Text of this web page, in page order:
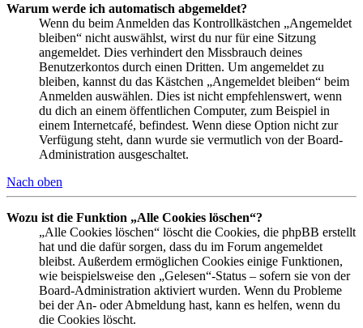
Warum werde ich automatisch abgemeldet?
Wenn du beim Anmelden das Kontrollkästchen „Angemeldet
bleiben“ nicht auswählst, wirst du nur für eine Sitzung
angemeldet. Dies verhindert den Missbrauch deines
Benutzerkontos durch einen Dritten. Um angemeldet zu
bleiben, kannst du das Kästchen „Angemeldet bleiben“ beim
Anmelden auswählen. Dies ist nicht empfehlenswert, wenn
du dich an einem öffentlichen Computer, zum Beispiel in
einem Internetcafé, befindest. Wenn diese Option nicht zur
Verfügung steht, dann wurde sie vermutlich von der Board-
Administration ausgeschaltet.
Nach oben
Wozu ist die Funktion „Alle Cookies löschen“?
„Alle Cookies löschen“ löscht die Cookies, die phpBB erstellt
hat und die dafür sorgen, dass du im Forum angemeldet
bleibst. Außerdem ermöglichen Cookies einige Funktionen,
wie beispielsweise den „Gelesen“-Status – sofern sie von der
Board-Administration aktiviert wurden. Wenn du Probleme
bei der An- oder Abmeldung hast, kann es helfen, wenn du
die Cookies löscht.